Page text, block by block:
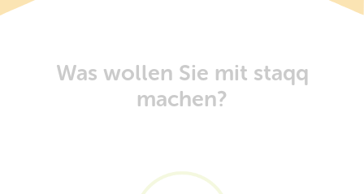
Was wollen Sie mit staqq
machen?